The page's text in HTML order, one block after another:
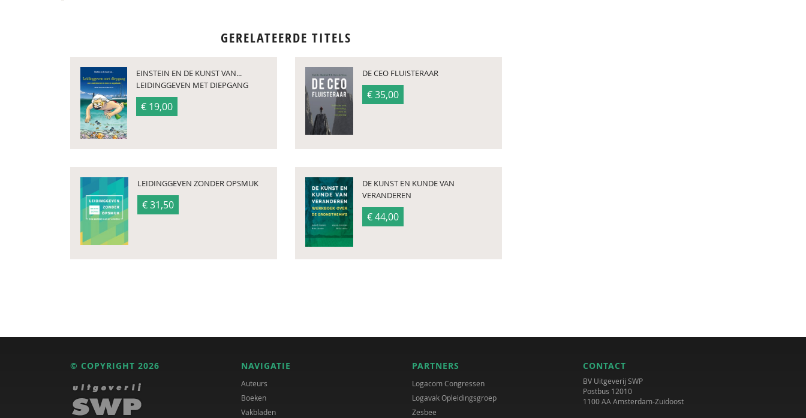
GERELATEERDE TITELS
EINSTEIN EN DE KUNST VAN...
LEIDINGGEVEN MET DIEPGANG
€ 19,00
DE CEO FLUISTERAAR
€ 35,00
LEIDINGGEVEN ZONDER OPSMUK
€ 31,50
DE KUNST EN KUNDE VAN
VERANDEREN
€ 44,00
© COPYRIGHT 2026 NAVIGATIE
Auteurs
Boeken
Vakbladen
PARTNERS
Logacom Congressen
Logavak Opleidingsgroep
Zesbee
CONTACT
BV Uitgeverij SWP
Postbus 12010
1100 AA Amsterdam-Zuidoost